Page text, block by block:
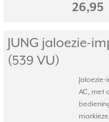
26,95
JUNG jaloezie-
(539 VU)
AC, met